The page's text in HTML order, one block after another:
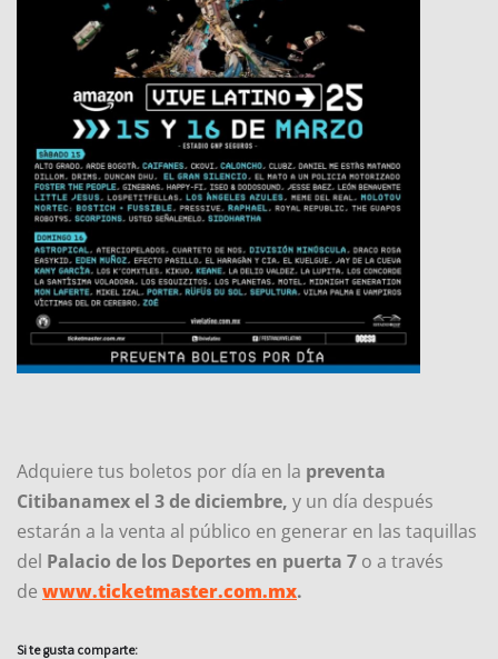
Adquiere tus boletos por día en la preventa
Citibanamex el 3 de diciembre, y un día después
estarán a la venta al público en generar en las taquillas
del Palacio de los Deportes en puerta 7 o a través
de www.ticketmaster.com.mx.
Si te gusta comparte: